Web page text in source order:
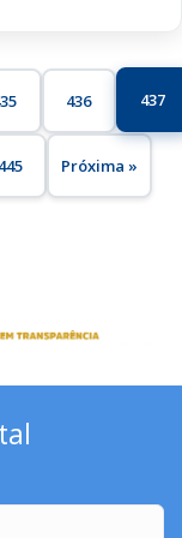
436 437
445 Próxima »